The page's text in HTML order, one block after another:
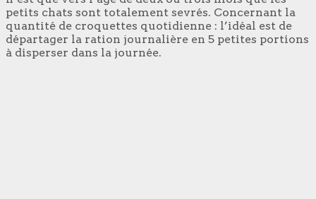
petits chats sont totalement sevrés. Concernant la
quantité de croquettes quotidienne : l’idéal est de
départager la ration journalière en 5 petites portions
à disperser dans la journée.